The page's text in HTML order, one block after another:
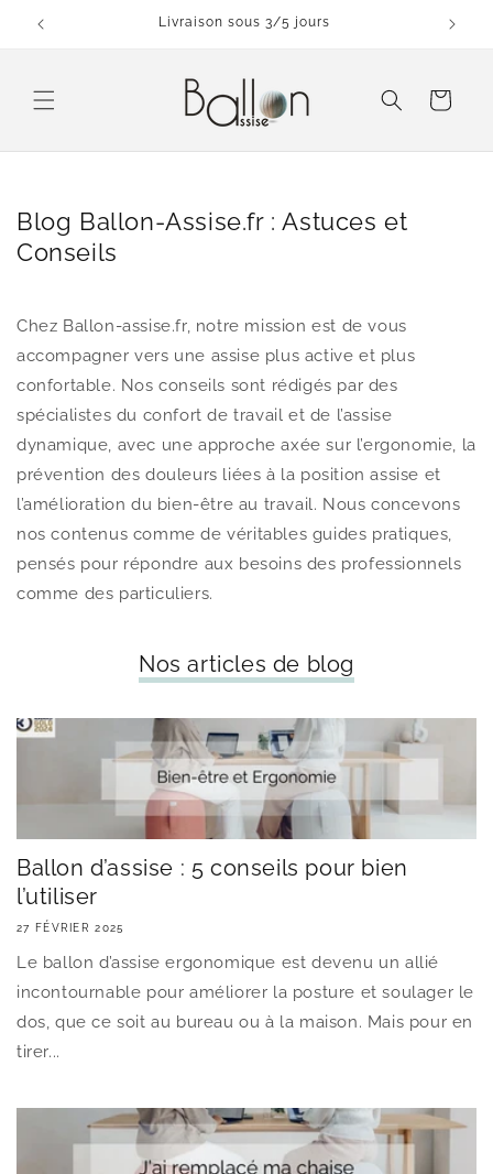
passer
Livraison sous 3/5 jours
Panier
Blog Ballon-Assise.fr : Astuces et
Conseils
Chez Ballon-assise.fr, notre mission est de vous
accompagner vers une assise plus active et plus
confortable. Nos conseils sont rédigés par des
spécialistes du confort de travail et de l’assise
dynamique, avec une approche axée sur l’ergonomie, la
prévention des douleurs liées à la position assise et
l’amélioration du bien-être au travail. Nous concevons
nos contenus comme de véritables guides pratiques,
pensés pour répondre aux besoins des professionnels
comme des particuliers.
Nos articles de blog
Ballon d’assise : 5 conseils pour bien
l’utiliser
27 FÉVRIER 2025
Le ballon d’assise ergonomique est devenu un allié
incontournable pour améliorer la posture et soulager le
dos, que ce soit au bureau ou à la maison. Mais pour en
tirer...